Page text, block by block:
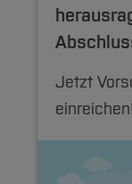
Jetzt
einreichen!